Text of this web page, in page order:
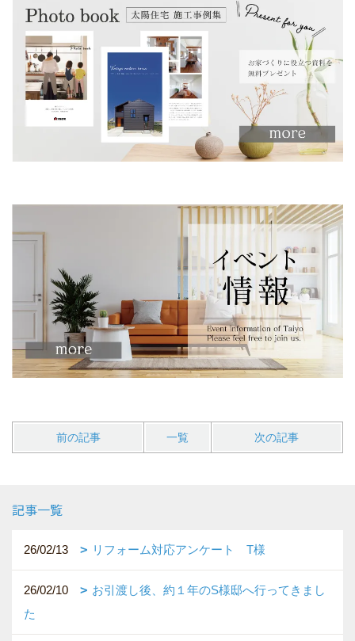
前の記事 一覧 次の記事
記事一覧
26/02/13 リフォーム対応アンケート T様
26/02/10
お引渡し後、約１年のS様邸へ行ってきまし
た